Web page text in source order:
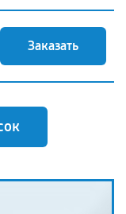
Заказать